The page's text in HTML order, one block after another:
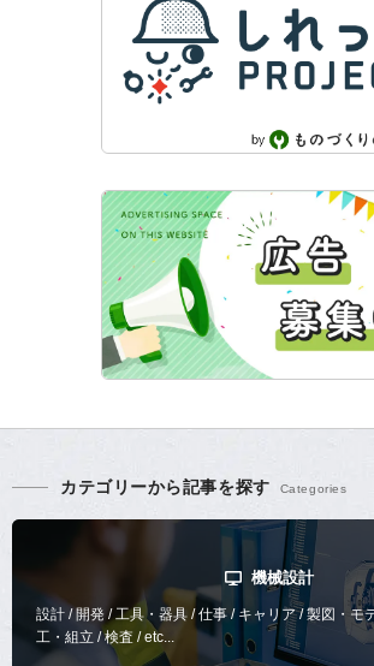
カテゴリーから記事を探す
機械設計
設計 / 開発 / 工具・器具 / 仕事 / キャリア / 製図・モ
工・組立 / 検査 / etc...